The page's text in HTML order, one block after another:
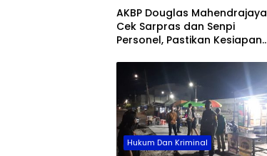
AKBP Douglas Mahendrajaya
Cek Sarpras dan Senpi
Personel, Pastikan Kesiapan
Hukum Dan Kriminal